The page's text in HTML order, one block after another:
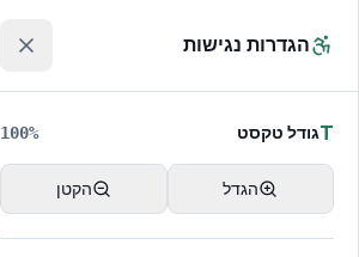
הגדרות נגישות
Tגודל טקסט 100%
הגדל הקטן